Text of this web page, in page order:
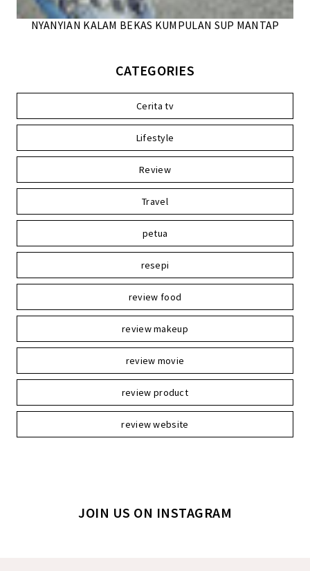
NYANYIAN KALAM BEKAS KUMPULAN SUP MANTAP
CATEGORIES
Cerita tv
Lifestyle
Review
Travel
petua
resepi
review food
review makeup
review movie
review product
review website
JOIN US ON INSTAGRAM